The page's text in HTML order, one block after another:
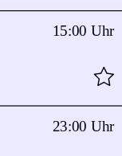
15:00 Uhr
23:00 Uhr